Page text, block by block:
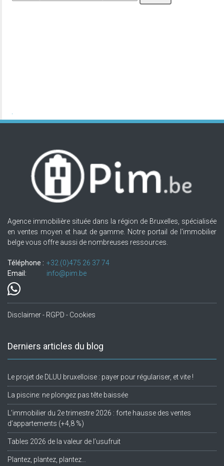
Agence immobilière située dans la région de Bruxelles, spécialisée
en ventes moyen et haut de gamme. Notre portail de l'immobilier
belge vous offre aussi de nombreuses ressources.
Téléphone : +32.(0)475 26 37 74
Email:
info@pim.be
Disclaimer - RGPD - Cookies
Derniers articles du blog
Le projet de DLUU bruxelloise : payer pour régulariser, et vite !
La piscine: ne plongez pas tête baissée
L’immobilier du 2e trimestre 2026 : forte hausse des ventes
d’appartements (+4,8 %)
Tables 2026 de la valeur de l’usufruit
Plantez, plantez, plantez…